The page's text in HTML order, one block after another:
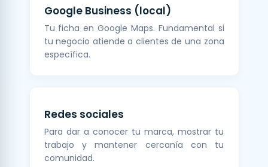
Google Business (local)
Tu ficha en Google Maps. Fundamental si
tu negocio atiende a clientes de una zona
específica.
Redes sociales
Para dar a conocer tu marca, mostrar tu
trabajo y mantener cercanía con tu
comunidad.